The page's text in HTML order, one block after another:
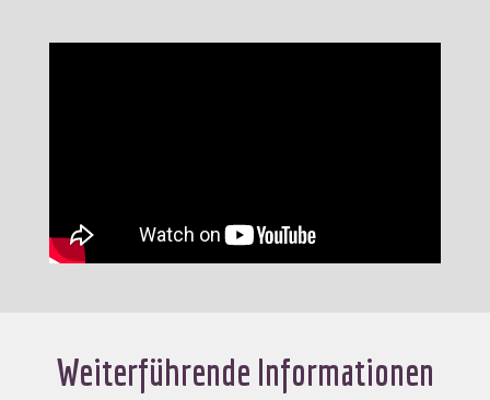
Weiterführende Informationen